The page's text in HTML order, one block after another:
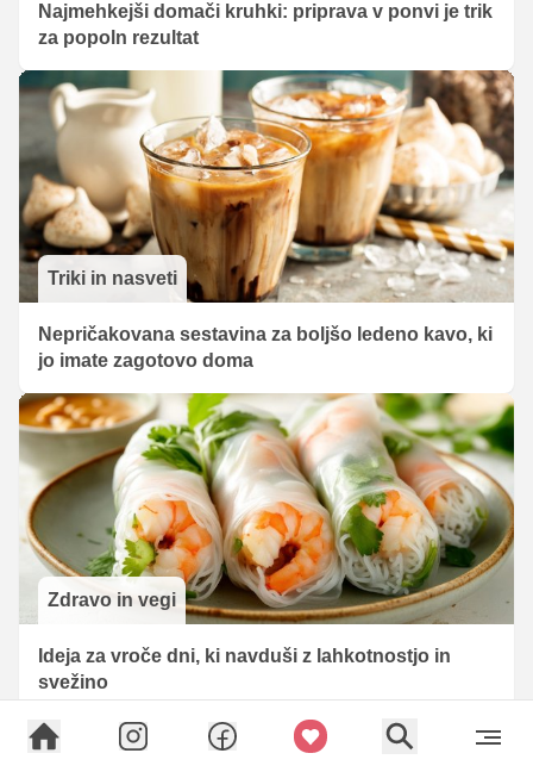
Najmehkejši domači kruhki: priprava v ponvi je trik
za popoln rezultat
Triki in nasveti
Nepričakovana sestavina za boljšo ledeno kavo, ki
jo imate zagotovo doma
Zdravo in vegi
Ideja za vroče dni, ki navduši z lahkotnostjo in
svežino
Najbolj brano